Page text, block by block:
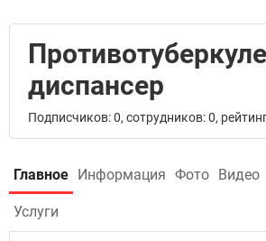
диспансер
Подписчиков: 0, сотрудников: 0,
Главное Информация Фото Видео
Услуги